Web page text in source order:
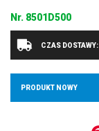
Nr. 8501D500
CZAS
PRODUKT NOWY